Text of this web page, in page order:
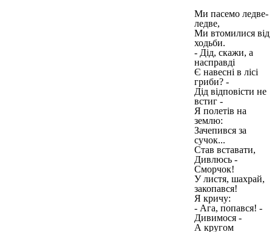
Ми пасемо ледве-
ледве,
Ми втомилися від
ходьби.
- Дід, скажи, а
насправді
Є навесні в лісі
гриби? -
Дід відповісти не
встиг -
Я полетів на
землю:
Зачепився за
сучок...
Став вставати,
Дивлюсь -
Сморчок!
У листя, шахрай,
закопався!
Я кричу:
- Ага, попався! -
Дивимося -
А кругом